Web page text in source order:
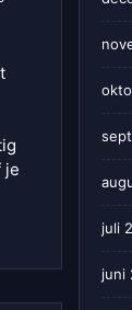
je
juli
juni